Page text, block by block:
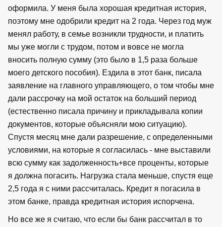
оформила. У меня была хорошая кредитная история,
поэтому мне одобрили кредит на 2 года. Через год муж
менял работу, в семье возникли трудности, и платить
мы уже могли с трудом, потом и вовсе не могла
вносить полную сумму (это было в 1,5 раза больше
моего детского пособия). Ездила в этот банк, писала
заявление на главного управляющего, о том чтобы мне
дали рассрочку на мой остаток на больший период
(естественно писала причину и прикладывала копии
документов, которые объясняли мою ситуацию).
Спустя месяц мне дали разрешение, с определенными
условиями, на которые я согласилась - мне выставили
всю сумму как задолженность+все проценты, которые
я должна погасить. Нагрузка стала меньше, спустя еще
2,5 года я с ними рассчиталась. Кредит я погасила в
этом банке, правда кредитная история испорчена.
Но все же я считаю, что если бы банк рассчитал в то